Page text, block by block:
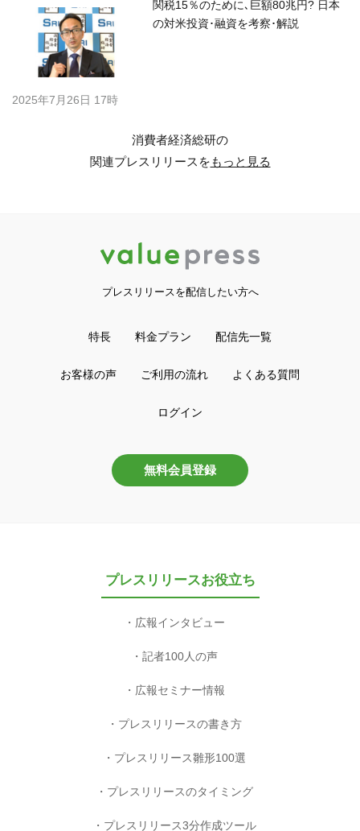
関税15％のために､巨額80兆円? 日本
の対米投資･融資を考察･解説
2025年7月26日 17時
消費者経済総研の
関連プレスリリースをもっと見る
プレスリリースを配信したい方へ
特長 料金プラン 配信先一覧
お客様の声 ご利用の流れ よくある質問
ログイン
無料会員登録
プレスリリースお役立ち
広報インタビュー
記者100人の声
広報セミナー情報
プレスリリースの書き方
プレスリリース雛形100選
プレスリリースのタイミング
プレスリリース3分作成ツール